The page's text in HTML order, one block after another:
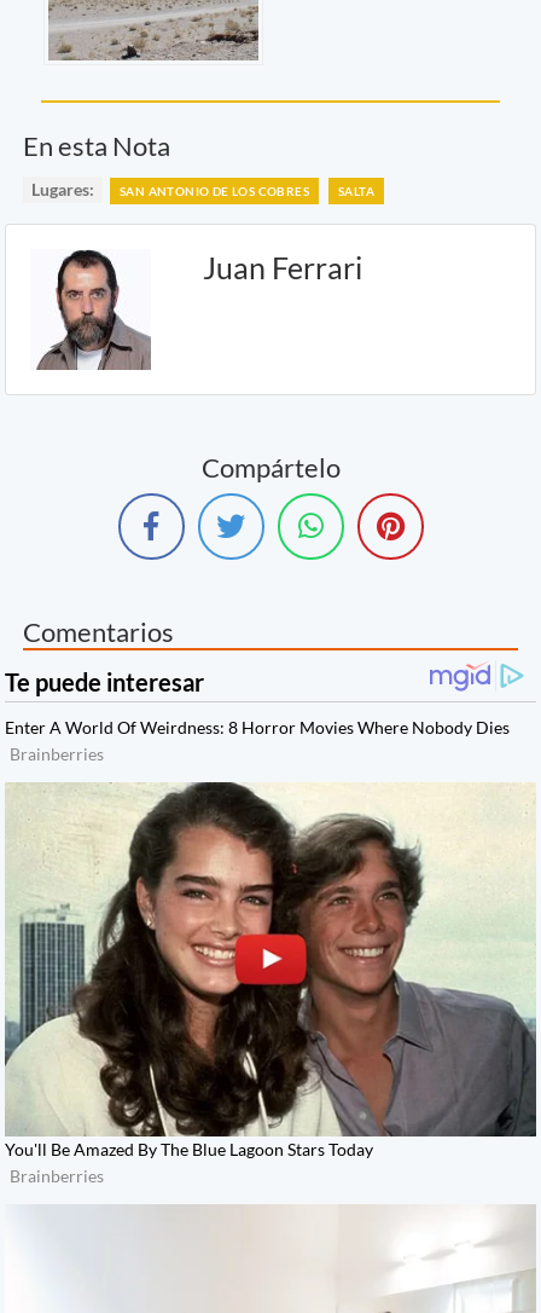
En esta Nota
Lugares: SAN ANTONIO DE LOS COBRES SALTA
Juan Ferrari
Compártelo
Comentarios